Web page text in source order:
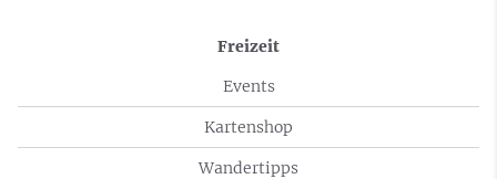
Freizeit
Events
Kartenshop
Wandertipps